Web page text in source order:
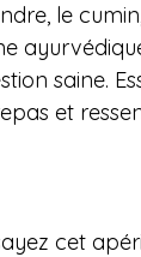
le
saine.
et
cet